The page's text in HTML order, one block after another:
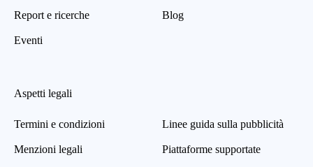
Report e ricerche
Eventi
Blog
Aspetti legali
Termini e condizioni
Menzioni legali
Linee guida sulla pubblicità
Piattaforme supportate